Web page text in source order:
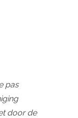
pas
door de